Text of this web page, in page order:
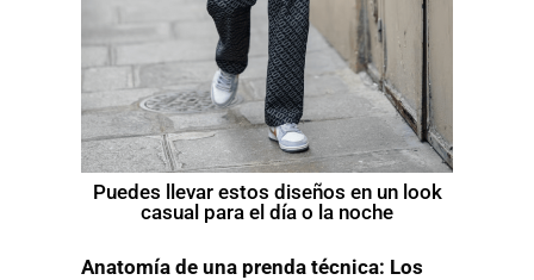
Puedes llevar estos diseños en un look
casual para el día o la noche
Anatomía de una prenda técnica: Los